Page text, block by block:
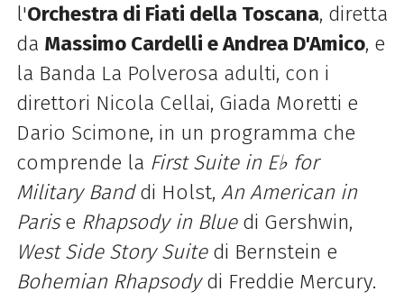
l'Orchestra di Fiati della Toscana, diretta
da Massimo Cardelli e Andrea D'Amico, e
la Banda La Polverosa adulti, con i
direttori Nicola Cellai, Giada Moretti e
Dario Scimone, in un programma che
comprende la First Suite in E♭ for
Military Banddi Holst, An American in
Parise Rhapsody in Bluedi Gershwin,
West Side Story Suitedi Bernstein e
Bohemian Rhapsodydi Freddie Mercury.